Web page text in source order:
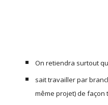
On retiendra surtout
sait travailler par
même projet) de façon